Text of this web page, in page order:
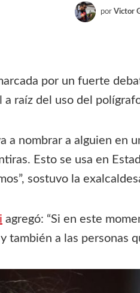
por Victor
por un fuerte
raíz del uso del
a nombrar a alguien
Esto se usa en
sostuvo la
agregó: “Si en este
también a las personas